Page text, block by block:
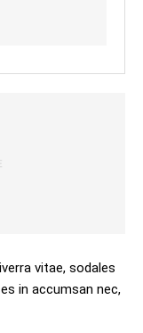
vitae, sodales
in accumsan nec,